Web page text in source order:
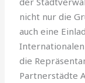
nicht nur die
auch eine
die
Partnerstädte